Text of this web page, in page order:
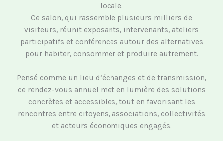
locale.
Ce salon, qui rassemble plusieurs milliers de
visiteurs, réunit exposants, intervenants, ateliers
participatifs et conférences autour des alternatives
pour habiter, consommer et produire autrement.
Pensé comme un lieu d’échanges et de transmission,
ce rendez-vous annuel met en lumière des solutions
concrètes et accessibles, tout en favorisant les
rencontres entre citoyens, associations, collectivités
et acteurs économiques engagés.